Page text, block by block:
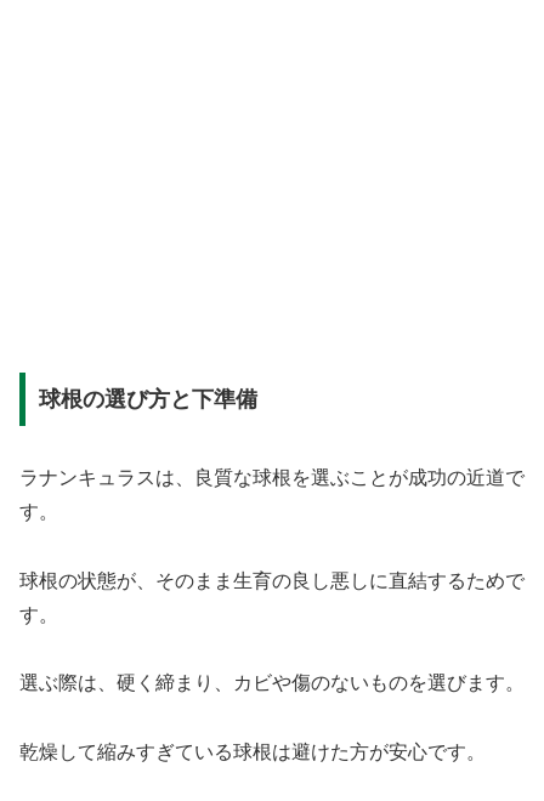
球根の選び方と下準備
ラナンキュラスは、良質な球根を選ぶことが成功の近道で
す。
球根の状態が、そのまま生育の良し悪しに直結するためで
す。
選ぶ際は、硬く締まり、カビや傷のないものを選びます。
乾燥して縮みすぎている球根は避けた方が安心です。